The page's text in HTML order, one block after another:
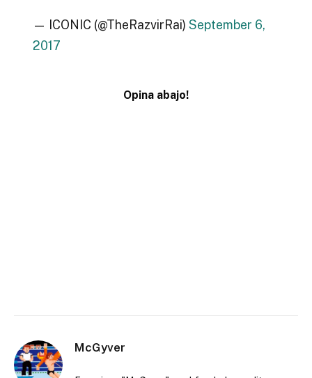
— ICONIC (@TheRazvirRai) September 6,
2017
Opina abajo!
McGyver